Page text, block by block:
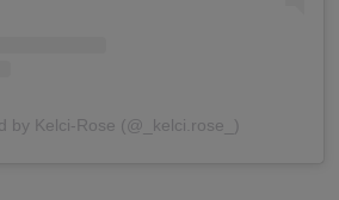
by Kelci-Rose (@_kelci.rose_)